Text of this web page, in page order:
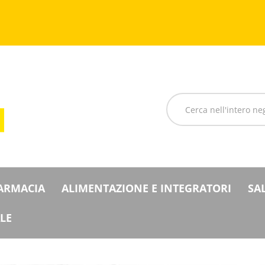
Cerca
Prodotto
ALIMENTAZIONE E INTEGRATORI